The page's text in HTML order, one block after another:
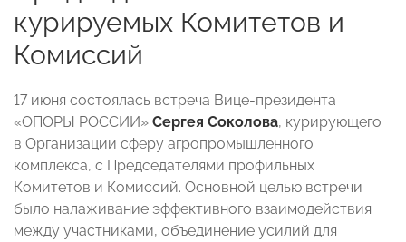
курируемых Комитетов и
Комиссий
17 июня состоялась встреча Вице-президента
«ОПОРЫ РОССИИ» Сергея Соколова, курирующего
в Организации сферу агропромышленного
комплекса, с Председателями профильных
Комитетов и Комиссий. Основной целью встречи
было налаживание эффективного взаимодействия
между участниками, объединение усилий для